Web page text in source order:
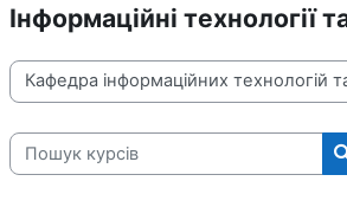
Інформаційні технології
Категорії курсів
Пошук курсів